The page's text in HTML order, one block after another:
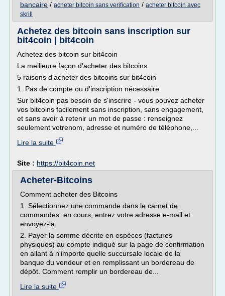
bancaire / acheter bitcoin sans verification / acheter bitcoin avec
skrill
Achetez des bitcoin sans inscription sur
bit4coin | bit4coin
Achetez des bitcoin sur bit4coin
La meilleure façon d'acheter des bitcoins
5 raisons d'acheter des bitcoins sur bit4coin
1. Pas de compte ou d'inscription nécessaire
Sur bit4coin pas besoin de s'inscrire - vous pouvez acheter
vos bitcoins facilement sans inscription, sans engagement,
et sans avoir à retenir un mot de passe : renseignez
seulement votrenom, adresse et numéro de téléphone,...
Lire la suite
Site : https://bit4coin.net
Acheter-Bitcoins
Comment acheter des Bitcoins
1. Sélectionnez une commande dans le carnet de
commandes en cours, entrez votre adresse e-mail et
envoyez-la.
2. Payer la somme décrite en espèces (factures
physiques) au compte indiqué sur la page de confirmation
en allant à n'importe quelle succursale locale de la
banque du vendeur et en remplissant un bordereau de
dépôt. Comment remplir un bordereau de...
Lire la suite